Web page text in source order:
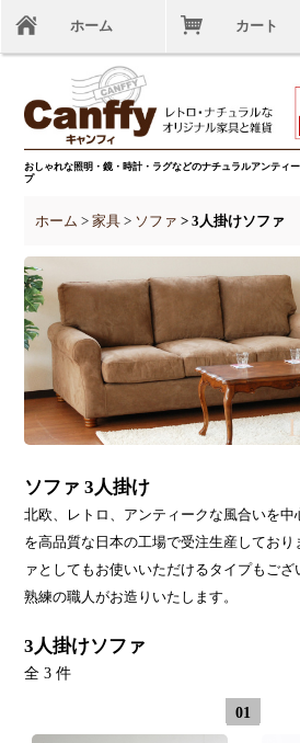
ホーム カート
おしゃれな照明・鏡・時計・ラグなどのナチュラルアンティ
プ
ホーム >家具 > ソファ > 3人掛けソファ
ソファ 3人掛け
北欧、レトロ、アンティークな風合いを
を高品質な日本の工場で受注生産してお
ァとしてもお使いいただけるタイプもご
熟練の職人がお造りいたします。
3人掛けソファ
全 3 件
01